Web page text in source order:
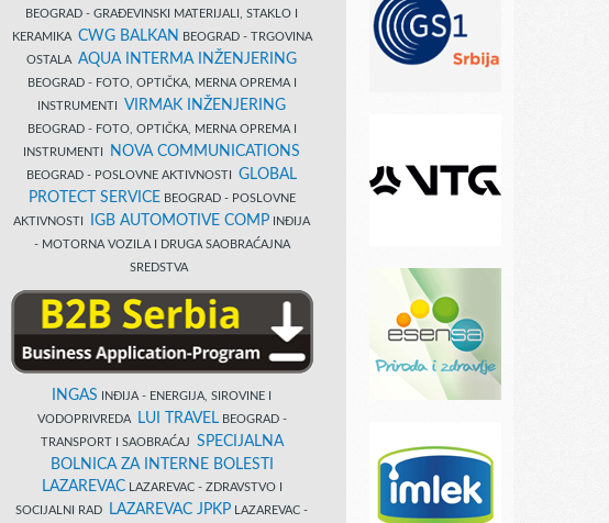
BEOGRAD - GRAĐEVINSKI MATERIJALI, STAKLO I
KERAMIKA CWG BALKAN
BEOGRAD - TRGOVINA
OSTALA AQUA INTERMA INŽENJERING
BEOGRAD - FOTO, OPTIČKA, MERNA OPREMA I
INSTRUMENTI VIRMAK INŽENJERING
BEOGRAD - FOTO, OPTIČKA, MERNA OPREMA I
INSTRUMENTI
NOVA COMMUNICATIONS
BEOGRAD - POSLOVNE AKTIVNOSTI GLOBAL
PROTECT SERVICE BEOGRAD - POSLOVNE
AKTIVNOSTI
IGB AUTOMOTIVE COMP INĐIJA
- MOTORNA VOZILA I DRUGA SAOBRAĆAJNA
SREDSTVA
INGAS INĐIJA - ENERGIJA, SIROVINE I
VODOPRIVREDA
LUI TRAVELBEOGRAD -
TRANSPORT I SAOBRAĆAJ SPECIJALNA
BOLNICA ZA INTERNE BOLESTI
LAZAREVACLAZAREVAC - ZDRAVSTVO I
SOCIJALNI RAD
LAZAREVAC JPKP LAZAREVAC -